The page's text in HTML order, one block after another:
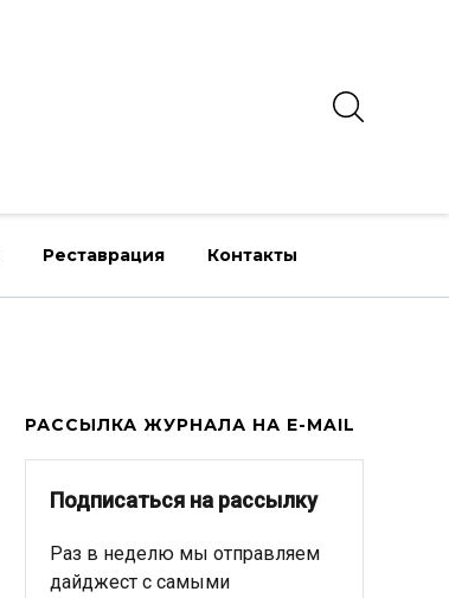
Реставрация Контакты
РАССЫЛКА ЖУРНАЛА НА E-MAIL
Подписаться на рассылку
Раз в неделю мы отправляем
дайджест с самыми